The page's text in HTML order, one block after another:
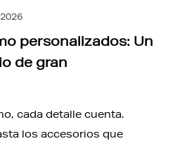
personalizados: Un
de gran
cada detalle cuenta.
los accesorios que